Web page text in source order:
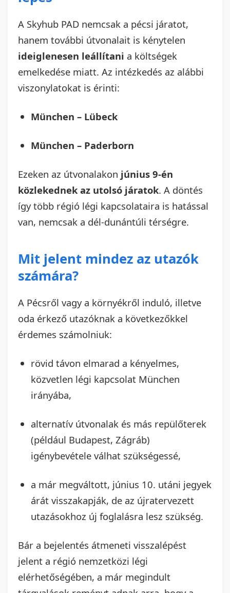
A Skyhub PAD nemcsak a pécsi járatot,
hanem további útvonalait is kénytelen
ideiglenesen leállítani a költségek
emelkedése miatt. Az intézkedés az alábbi
viszonylatokat is érinti:
München – Lübeck
München – Paderborn
Ezeken az útvonalakon június 9-én
közlekednek az utolsó járatok. A döntés
így több régió légi kapcsolataira is hatással
van, nemcsak a dél-dunántúli térségre.
Mit jelent mindez az utazók
számára?
A Pécsről vagy a környékről induló, illetve
oda érkező utazóknak a következőkkel
érdemes számolniuk:
rövid távon elmarad a kényelmes,
közvetlen légi kapcsolat München
irányába,
alternatív útvonalak és más repülőterek
(például Budapest, Zágráb)
igénybevétele válhat szükségessé,
a már megváltott, június 10. utáni jegyek
árát visszakapják, de az újratervezett
utazásokhoz új foglalásra lesz szükség.
Bár a bejelentés átmeneti visszalépést
jelent a régió nemzetközi légi
elérhetőségében, a már megindult